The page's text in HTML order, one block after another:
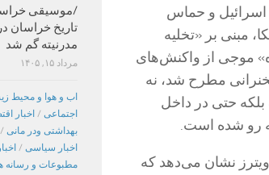
اسرائیل و حماس
مبنی بر «تخلیه
موجی از واکنش‌های
مطرح شد، نه
حتی در داخل
رو شده است.
نشان می‌دهد که
/موسیقی
تاریخ خراسان
مدرنیته گم شد
مرداد ۱۵, ۱۴۰۵
اب و هوا و محیط
اجتماعی / اخبار
بهداشتی ودر مانی /
اخبار سیاسی /
مطبوعات و رسانه